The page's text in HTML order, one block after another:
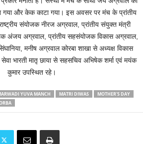
गया और केक काटा गया। इस अवसर पर मंच के प्रांतीय
संयोजक नीरज अग्रवाल, प्रांतीय संयुक्त मंत्री
अंजय अग्रवाल, प्रांतीय सहसंयोजक विकास अग्रवाल,
मनीष अग्रवाल कोरबा शाखा से अध्यक्ष विकास
भारती मातृ छाया से सहसचिव अभिषेक शर्मा एवं मयंक
कुमार उपस्थित रहे।
YUVA MANCH MATRI DIWAS
MOTHER'S DAY